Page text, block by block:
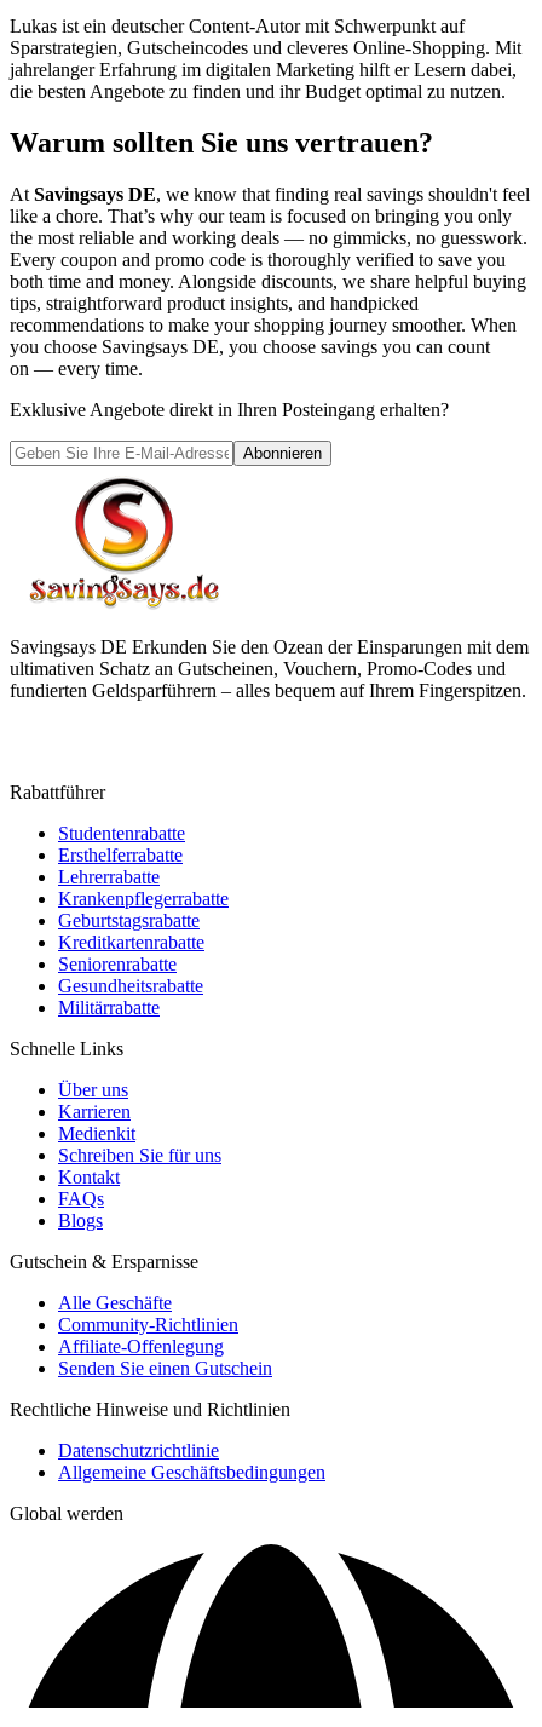
Lukas ist ein deutscher Content-Autor mit Schwerpunkt auf
Sparstrategien, Gutscheincodes und cleveres Online-Shopping. Mit
jahrelanger Erfahrung im digitalen Marketing hilft er Lesern dabei,
die besten Angebote zu finden und ihr Budget optimal zu nutzen.
Warum sollten Sie uns vertrauen?
At Savingsays DE, we know that finding real savings shouldn't feel
like a chore. That’s why our team is focused on bringing you only
the most reliable and working deals — no gimmicks, no guesswork.
Every coupon and promo code is thoroughly verified to save you
both time and money. Alongside discounts, we share helpful buying
tips, straightforward product insights, and handpicked
recommendations to make your shopping journey smoother. When
you choose Savingsays DE, you choose savings you can count
on — every time.
Exklusive Angebote direkt in Ihren Posteingang erhalten?
Abonnieren
Savingsays DE Erkunden Sie den Ozean der Einsparungen mit dem
ultimativen Schatz an Gutscheinen, Vouchern, Promo-Codes und
fundierten Geldsparführern – alles bequem auf Ihrem Fingerspitzen.
Rabattführer
Studentenrabatte
Ersthelferrabatte
Lehrerrabatte
Krankenpflegerrabatte
Geburtstagsrabatte
Kreditkartenrabatte
Seniorenrabatte
Gesundheitsrabatte
Militärrabatte
Schnelle Links
Über uns
Karrieren
Medienkit
Schreiben Sie für uns
Kontakt
FAQs
Blogs
Gutschein & Ersparnisse
Alle Geschäfte
Community-Richtlinien
Affiliate-Offenlegung
Senden Sie einen Gutschein
Rechtliche Hinweise und Richtlinien
Datenschutzrichtlinie
Allgemeine Geschäftsbedingungen
Global werden